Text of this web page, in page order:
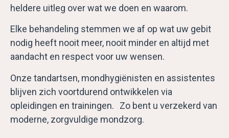
heldere uitleg over wat we doen en waarom.
Elke behandeling stemmen we af op wat uw gebit
nodig heeft nooit meer, nooit minder en altijd met
aandacht en respect voor uw wensen.
Onze tandartsen, mondhygiënisten en assistentes
blijven zich voortdurend ontwikkelen via
opleidingen en trainingen. Zo bent u verzekerd van
moderne, zorgvuldige mondzorg.